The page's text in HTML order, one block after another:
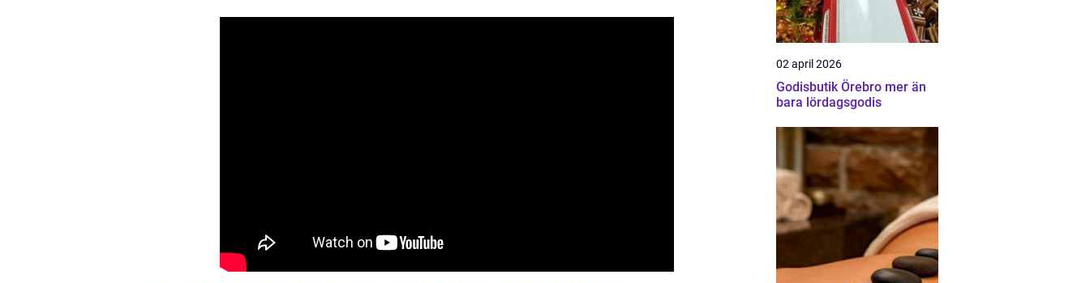
02 april 2026
Godisbutik Örebro mer än
bara lördagsgodis